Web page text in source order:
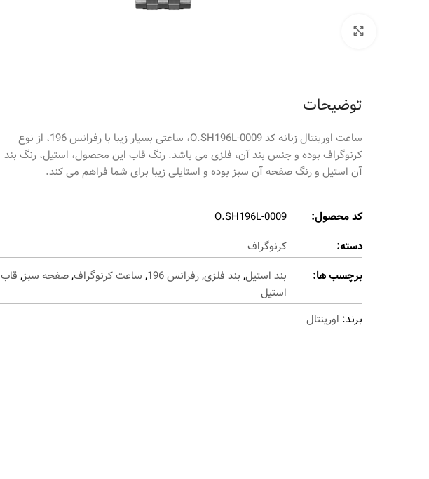
توضیحات
ساعت اورینتال زنانه کد O.SH196L-0009، ساعتی بسیار زیبا با رفرانس 196، از نوع
کرنوگراف بوده و جنس بند آن، فلزی می باشد. رنگ قاب این محصول، استيل، رنگ بند
آن استيل و رنگ صفحه آن سبز بوده و استایلی زیبا برای شما فراهم می کند.
کد محصول:
O.SH196L-0009
دسته:
کرنوگراف
برچسب ها:
بند استيل, بند فلزی,رفرانس 196 , ساعت کرنوگراف,صفحه سبز, قاب
استيل
برند: اورینتال